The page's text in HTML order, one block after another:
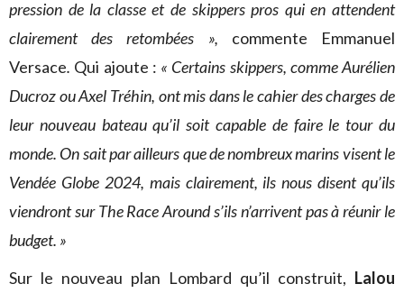
pression de la classe et de skippers pros qui en attendent
clairement des retombées », commente Emmanuel
Versace. Qui ajoute : « Certains skippers, comme Aurélien
Ducroz ou Axel Tréhin, ont mis dans le cahier des charges de
leur nouveau bateau qu’il soit capable de faire le tour du
monde. On sait par ailleurs que de nombreux marins visent le
Vendée Globe 2024, mais clairement, ils nous disent qu’ils
viendront sur The Race Around s’ils n’arrivent pas à réunir le
budget. »
Sur le nouveau plan Lombard qu’il construit, Lalou